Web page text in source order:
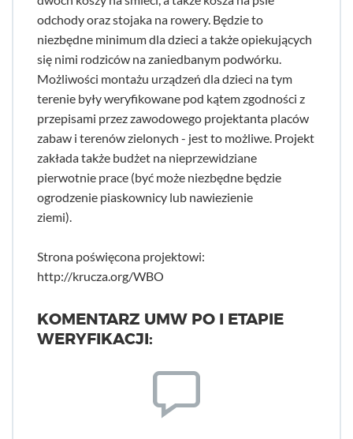
odchody oraz stojaka na rowery. Będzie to
niezbędne minimum dla dzieci a także opiekujących
się nimi rodziców na zaniedbanym podwórku.
Możliwości montażu urządzeń dla dzieci na tym
terenie były weryfikowane pod kątem zgodności z
przepisami przez zawodowego projektanta placów
zabaw i terenów zielonych - jest to możliwe. Projekt
zakłada także budżet na nieprzewidziane
pierwotnie prace (być może niezbędne będzie
ogrodzenie piaskownicy lub nawiezienie
ziemi).
Strona poświęcona projektowi:
http://krucza.org/WBO
KOMENTARZ UMW PO I ETAPIE
WERYFIKACJI: